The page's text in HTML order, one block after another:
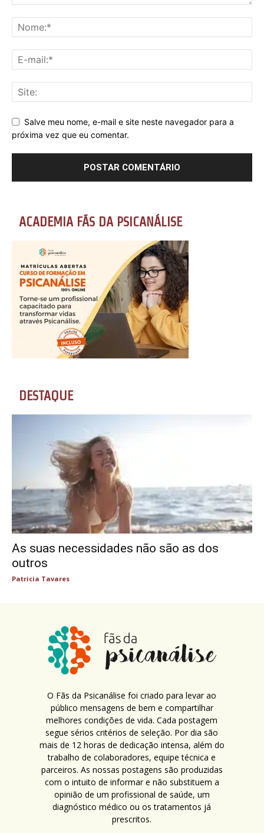
Salve meu nome, e-mail e site neste navegador para a
próxima vez que eu comentar.
ACADEMIA FÃS DA PSICANÁLISE
DESTAQUE
As suas necessidades não são as dos
outros
Patricia Tavares
O Fãs da Psicanálise foi criado para levar ao
público mensagens de bem e compartilhar
melhores condições de vida. Cada postagem
segue sérios critérios de seleção. Por dia são
mais de 12 horas de dedicação intensa, além do
trabalho de colaboradores, equipe técnica e
parceiros. As nossas postagens são produzidas
com o intuito de informar e não substituem a
opinião de um profissional de saúde, um
diagnóstico médico ou os tratamentos já
prescritos.